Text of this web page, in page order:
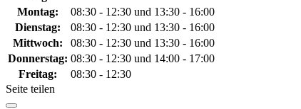
Montag:
08:30 - 12:30 und 13:30 - 16:00
Dienstag:
08:30 - 12:30 und 13:30 - 16:00
Mittwoch:
08:30 - 12:30 und 13:30 - 16:00
Donnerstag: 08:30 - 12:30 und 14:00 - 17:00
Freitag:
08:30 - 12:30
Seite teilen